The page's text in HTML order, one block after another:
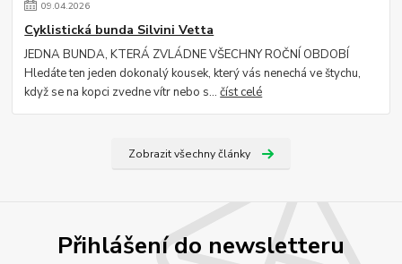
09.04.2026
Cyklistická bunda Silvini Vetta
JEDNA BUNDA, KTERÁ ZVLÁDNE VŠECHNY ROČNÍ OBDOBÍ
Hledáte ten jeden dokonalý kousek, který vás nenechá ve štychu,
když se na kopci zvedne vítr nebo s...číst celé
Zobrazit všechny články
Přihlášení do newsletteru